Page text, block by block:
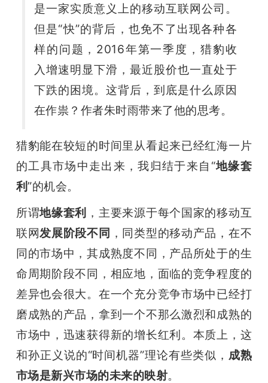
搞
机
是一家实质意义上的移动互联网公司。
但是“快”的背后，也免不了出现各种各
样的问题，2016年第一季度，猎豹收
入增速明显下滑，最近股价也一直处于
下跌的困境。这背后，到底是什么原因
在作祟？作者朱时雨带来了他的思考。
猎豹能在较短的时间里从看起来已经红海一片
的工具市场中走出来，我归结于来自“地缘套
利”的机会。
所谓地缘套利 ，主要来源于每个国家的移动互
联网发展阶段不同 ，同类型的移动产品，在不
同的市场中，其成熟度不同，产品所处于的生
命周期阶段不同，相应地，面临的竞争程度的
差异也会很大。在一个充分竞争市场中已经打
磨成熟的产品，拿到一个不那么激烈和成熟的
市场中，迅速获得新的增长红利。本质上，这
和孙正义说的“时间机器”理论有些类似， 成熟
市场是新兴市场的未来的映射。